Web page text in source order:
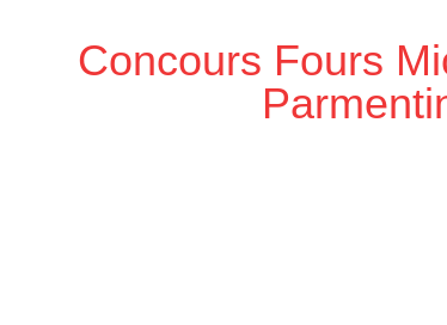
Concours Fours